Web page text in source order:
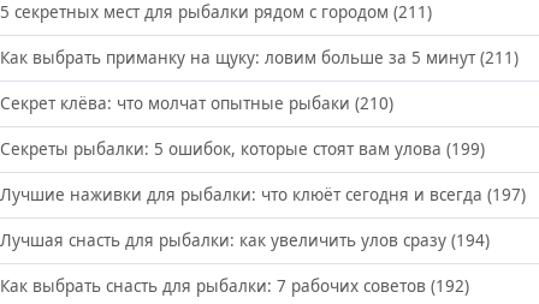
5 секретных мест для рыбалки рядом с городом (211)
Как выбрать приманку на щуку: ловим больше за 5 минут (211)
Секрет клёва: что молчат опытные рыбаки (210)
Секреты рыбалки: 5 ошибок, которые стоят вам улова (199)
Лучшие наживки для рыбалки: что клюёт сегодня и всегда (197)
Лучшая снасть для рыбалки: как увеличить улов сразу (194)
Как выбрать снасть для рыбалки: 7 рабочих советов (192)